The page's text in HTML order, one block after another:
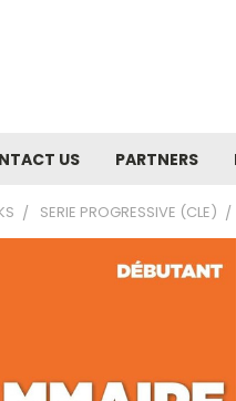
US PARTNERS
SERIE PROGRESSIVE (CLE)